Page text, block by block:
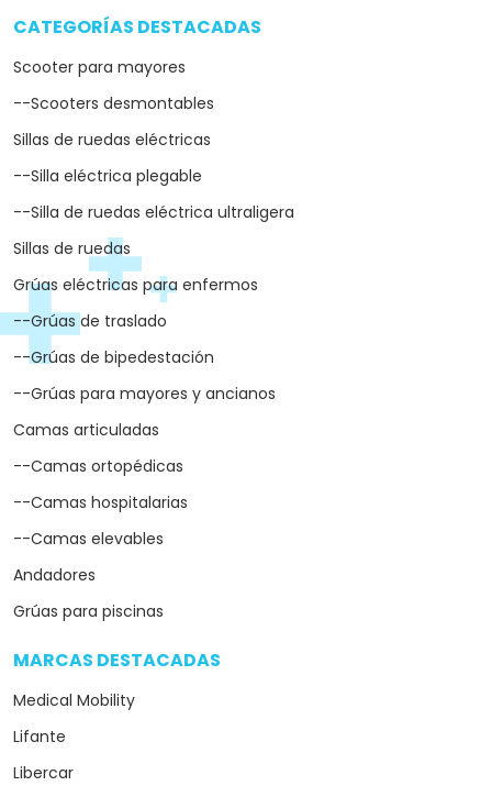
CATEGORÍAS DESTACADAS
Scooter para mayores
--Scooters desmontables
Sillas de ruedas eléctricas
--Silla eléctrica plegable
--Silla de ruedas eléctrica ultraligera
Sillas de ruedas
Grúas eléctricas para enfermos
--Grúas de traslado
--Grúas de bipedestación
--Grúas para mayores y ancianos
Camas articuladas
--Camas ortopédicas
--Camas hospitalarias
--Camas elevables
Andadores
Grúas para piscinas
MARCAS DESTACADAS
Medical Mobility
Lifante
Libercar